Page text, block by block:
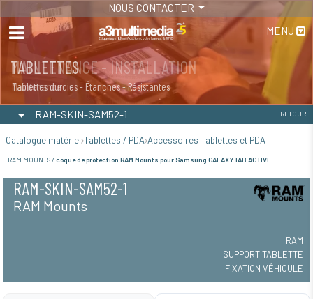
NOUS CONTACTER
MENU
MAINTENANCE - INSTALLATION
Maintenance
TABLETTES
Tablettes durcies - Étanches - Résistantes
RAM-SKIN-SAM52-1 RETOUR
Catalogue matériel Tablettes / PDA Accessoires Tablettes et PDA
RAM MOUNTS / coque de protection RAM Mounts pour Samsung GALAXY TAB ACTIVE
RAM-SKIN-SAM52-1
RAM Mounts
RAM
SUPPORT TABLETTE
FIXATION VÉHICULE